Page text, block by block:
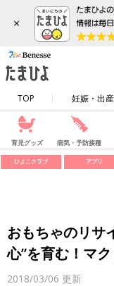
×
TOP 妊娠・出産
育児グッズ 病気・予防接種
ひよこクラブ アプリ
おもちゃのリサ
心”を育む！マ
2018/03/06 更新